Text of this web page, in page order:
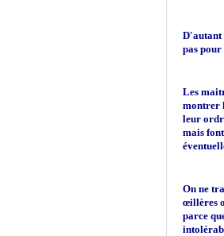
D'autant
pas
Les
montrer
leur
mais
On ne
œillères
parce